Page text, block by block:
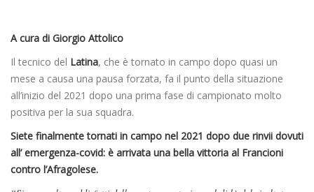
A cura di Giorgio Attolico
Il tecnico del Latina, che è tornato in campo dopo quasi un
mese a causa una pausa forzata, fa il punto della situazione
all’inizio del 2021 dopo una prima fase di campionato molto
positiva per la sua squadra.
Siete finalmente tornati in campo nel 2021 dopo due rinvii dovuti
all’ emergenza-covid: è arrivata una bella vittoria al Francioni
contro l’Afragolese.